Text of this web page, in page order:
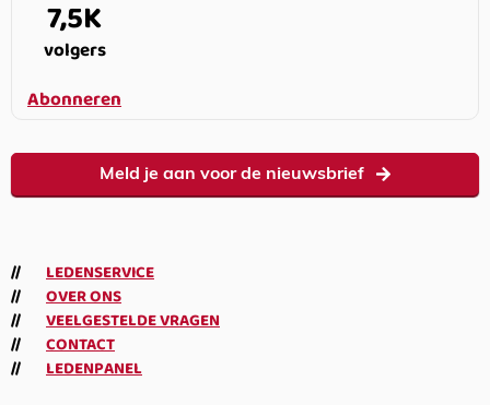
7,5K
volgers
Abonneren
Meld je aan voor de nieuwsbrief
LEDENSERVICE
OVER ONS
VEELGESTELDE VRAGEN
CONTACT
LEDENPANEL